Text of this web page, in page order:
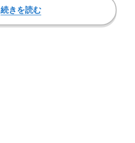
続きを読む